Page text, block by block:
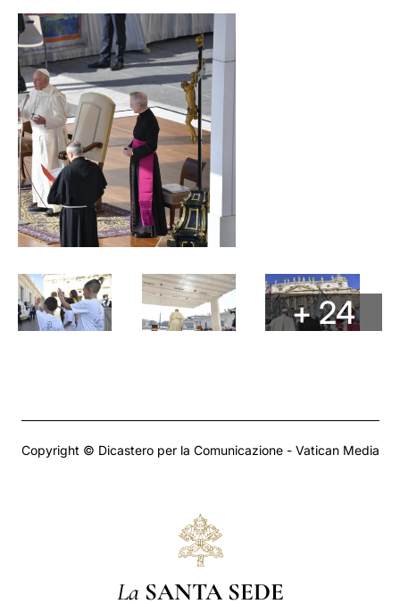
+ 24
Copyright © Dicastero per la Comunicazione - Vatican Media
La SANTA SEDE